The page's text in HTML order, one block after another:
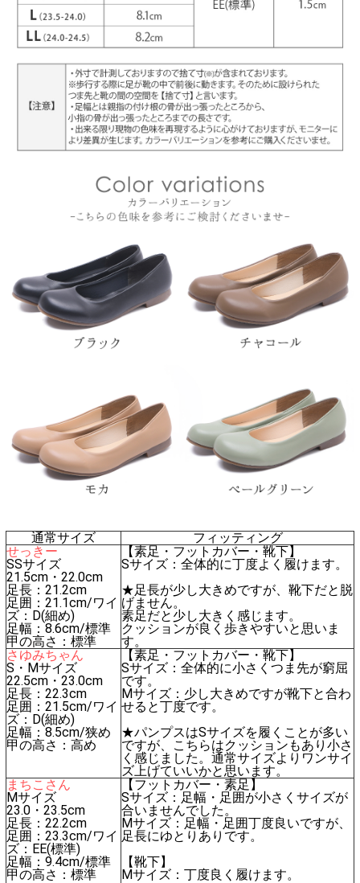
通常サイズ
フィッティング
せっきー
SSサイズ
21.5cm・22.0cm
足長：21.2cm
足囲：21.1cm/ワイ
ズ：D(細め)
足幅：8.6cm/標準
甲の高さ：標準
【素足・フットカバー・靴下】
Sサイズ：全体的に丁度よく履けます。
★足長が少し大きめですが、靴下だと脱
げません。
素足だと少し大きく感じます。
クッションが良く歩きやすいと思いま
す。
さゆみちゃん
S・Mサイズ
22.5cm・23.0cm
足長：22.3cm
足囲：21.5cm/ワイ
ズ：D(細め)
足幅：8.5cm/狭め
甲の高さ：高め
【素足・フットカバー・靴下】
Sサイズ：全体的に小さくつま先が窮屈
です。
Mサイズ：少し大きめですが靴下と合わ
せると丁度です。
★パンプスはSサイズを履くことが多い
ですが、こちらはクッションもあり小さ
く感じました。通常サイズよりワンサイ
ズ上げていいかと思います。
まちこさん
Mサイズ
23.0・23.5cm
足長：22.2cm
足囲：23.3cm/ワイ
ズ：EE(標準)
足幅：9.4cm/標準
甲の高さ：標準
【フットカバー・素足】
Sサイズ：足幅・足囲が小さくサイズが
合いませんでした。
Mサイズ：足幅・足囲丁度良いですが、
足長にゆとりありです。
【靴下】
Mサイズ：丁度良く履けます。